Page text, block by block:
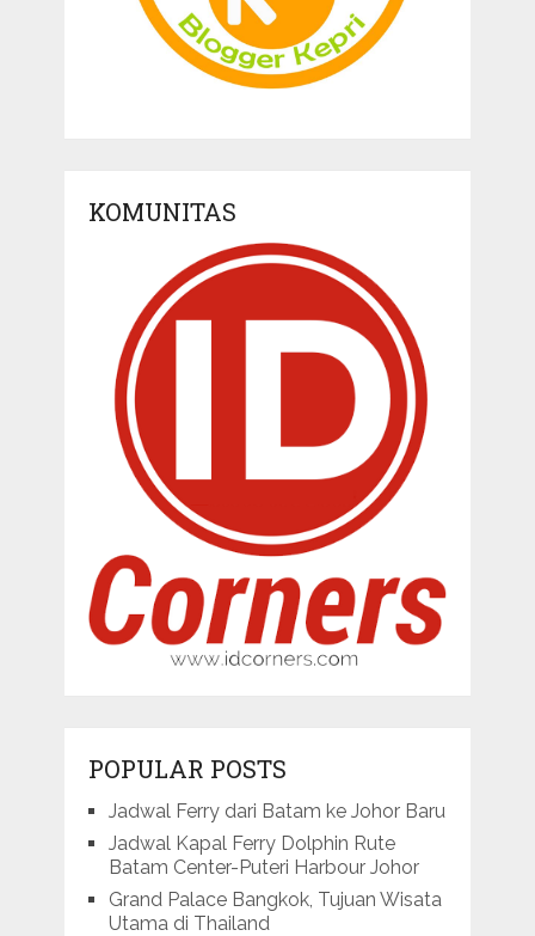
KOMUNITAS
POPULAR POSTS
Jadwal Ferry dari Batam ke Johor Baru
Jadwal Kapal Ferry Dolphin Rute
Batam Center-Puteri Harbour Johor
Grand Palace Bangkok, Tujuan Wisata
Utama di Thailand